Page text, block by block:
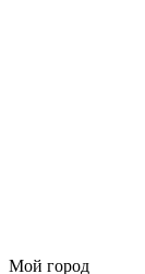
Мой город